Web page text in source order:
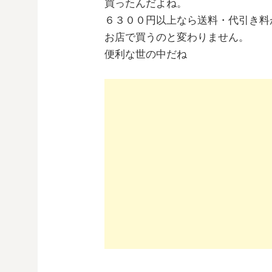
買ったんだよね。
６３００円以上なら送料・代引き
お店で買うのと変わりません。
便利な世の中だね